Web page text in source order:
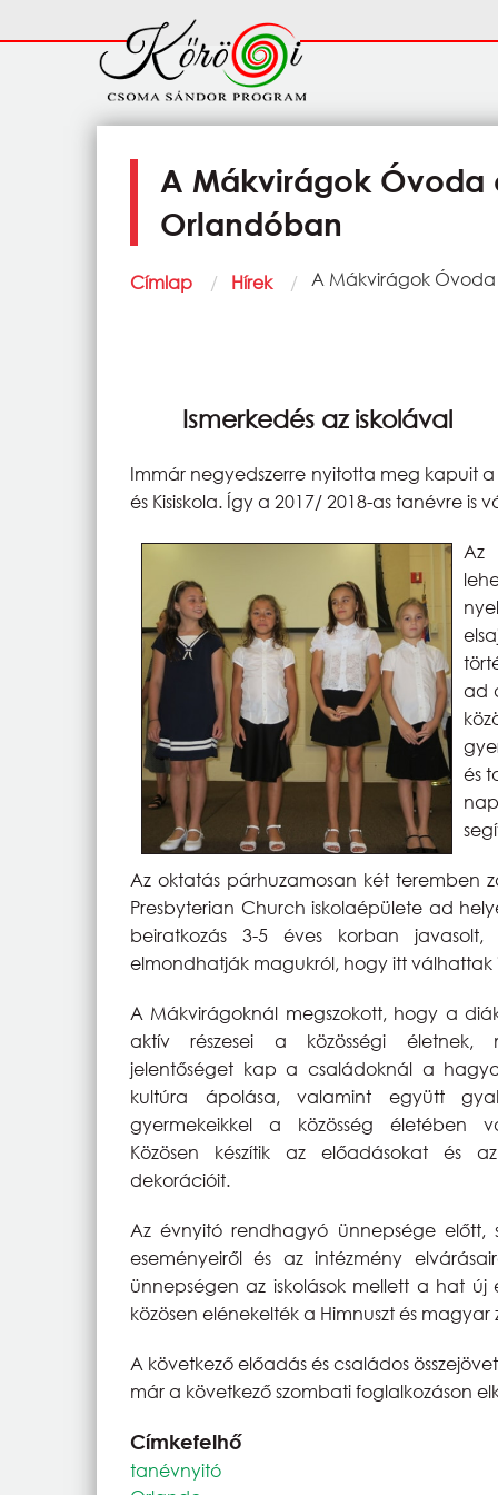
Fő
navigáció
A Mákvirágok Óvoda
Orlandóban
Morzsa
Címlap Hírek Current:
A Mákvirágok Óvoda
Ismerkedés az iskolával
Immár negyedszerre nyitotta meg kapuit
és Kisiskola. Így a 2017/ 2018-as tanévre is
Az
ad
és
Az oktatás párhuzamosan két teremben
Presbyterian Church iskolaépülete ad
beiratkozás 3-5 éves korban
elmondhatják magukról, hogy itt válhattak
A Mákvirágoknál megszokott, hogy a
aktív részesei a közösségi életnek,
jelentőséget kap a családoknál a
kultúra ápolása, valamint együtt
gyermekeikkel a közösség életében
Közösen készítik az előadásokat és
dekorációit.
Az évnyitó rendhagyó ünnepsége előtt,
eseményeiről és az intézmény
ünnepségen az iskolások mellett a hat új
közösen elénekelték a Himnuszt és
A következő előadás és családos
már a következő szombati foglalkozáson
Címkefelhő
tanévnyitó